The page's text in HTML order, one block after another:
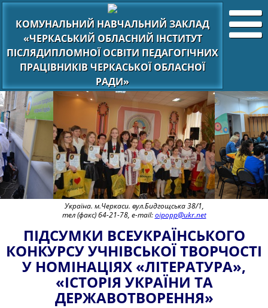
КОМУНАЛЬНИЙ НАВЧАЛЬНИЙ ЗАКЛАД
«ЧЕРКАСЬКИЙ ОБЛАСНИЙ ІНСТИТУТ
ПІСЛЯДИПЛОМНОЇ ОСВІТИ ПЕДАГОГІЧНИХ
ПРАЦІВНИКІВ ЧЕРКАСЬКОЇ ОБЛАСНОЇ
РАДИ»
Україна. м.Черкаси. вул.Бидгощська 38/1,
тел (факс) 64-21-78, e-mail:oipopp@ukr.net
ПІДСУМКИ ВСЕУКРАЇНСЬКОГО
КОНКУРСУ УЧНІВСЬКОЇ ТВОРЧОСТІ
У НОМІНАЦІЯХ «ЛІТЕРАТУРА»,
«ІСТОРІЯ УКРАЇНИ ТА
ДЕРЖАВОТВОРЕННЯ»